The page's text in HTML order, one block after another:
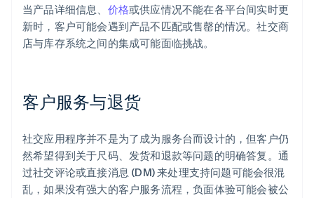
当产品详细信息、 价格或供应情况不能在各平台间实时更
新时，客户可能会遇到产品不匹配或售罄的情况。社交商
店与库存系统之间的集成可能面临挑战。
客户服务与退货
社交应用程序并不是为了成为服务台而设计的，但客户仍
然希望得到关于尺码、发货和退款等问题的明确答复。通
过社交评论或直接消息 (DM) 来处理支持问题可能会很混
乱，如果没有强大的客户服务流程，负面体验可能会被公